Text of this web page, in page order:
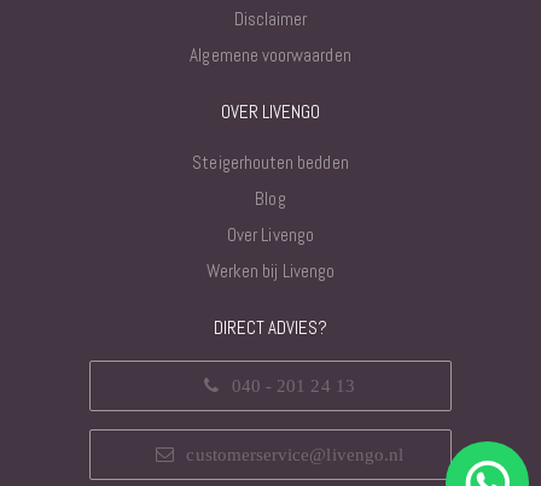
Disclaimer
Algemene voorwaarden
OVER LIVENGO
Steigerhouten bedden
Blog
Over Livengo
Werken bij Livengo
DIRECT ADVIES?
040 - 201 24 13
customerservice@livengo.nl